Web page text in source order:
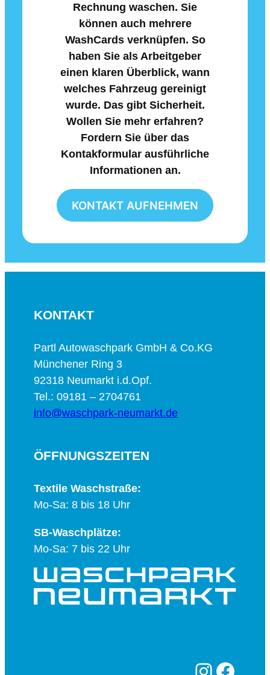
Rechnung waschen. Sie
können auch mehrere
WashCards verknüpfen. So
haben Sie als Arbeitgeber
einen klaren Überblick, wann
welches Fahrzeug gereinigt
wurde. Das gibt Sicherheit.
Wollen Sie mehr erfahren?
Fordern Sie über das
Kontakformular ausführliche
Informationen an.
KONTAKT AUFNEHMEN
KONTAKT
Partl Autowaschpark GmbH & Co.KG
Münchener Ring 3
92318 Neumarkt i.d.Opf.
Tel.: 09181 – 2704761
info@waschpark-neumarkt.de
ÖFFNUNGSZEITEN
Textile Waschstraße:
Mo-Sa: 8 bis 18 Uhr
SB-Waschplätze:
Mo-Sa: 7 bis 22 Uhr